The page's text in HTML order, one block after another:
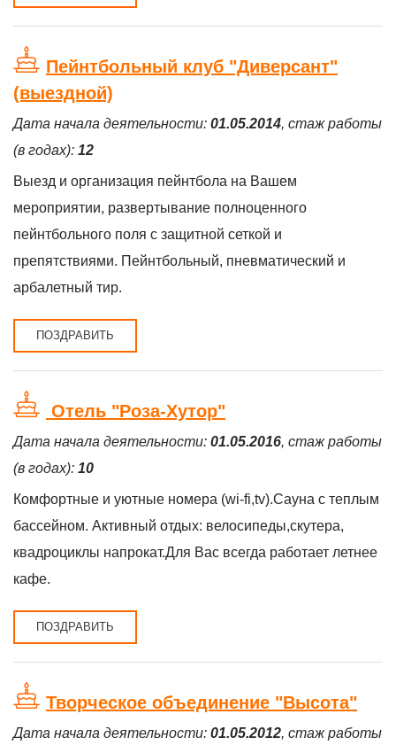
Пейнтбольный клуб "Диверсант"
(выездной)
Дата начала деятельности: 01.05.2014, стаж работы
(в годах): 12
Выезд и организация пейнтбола на Вашем
мероприятии, развертывание полноценного
пейнтбольного поля с защитной сеткой и
препятствиями. Пейнтбольный, пневматический и
арбалетный тир.
ПОЗДРАВИТЬ
Отель "Роза-Хутор"
Дата начала деятельности: 01.05.2016, стаж работы
(в годах): 10
Комфортные и уютные номера (wi-fi,tv).Сауна с теплым
бассейном. Активный отдых: велосипеды,скутера,
квадроциклы напрокат.Для Вас всегда работает летнее
кафе.
ПОЗДРАВИТЬ
Творческое объединение "Высота"
Дата начала деятельности: 01.05.2012, стаж работы